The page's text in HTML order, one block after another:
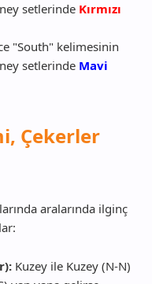
setlerinde Kırmızı
"South" kelimesinin
setlerinde Mavi
Çekerler
aralarında ilginç
Kuzey ile Kuzey (N-N)